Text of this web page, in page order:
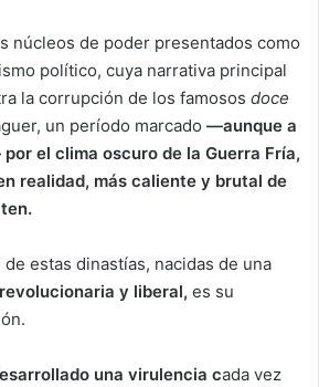
núcleos de poder presentados como
político, cuya narrativa principal
la corrupción de los famosos doce
un período marcado —aunque a
el clima oscuro de la Guerra Fría,
realidad, más caliente y brutal de
estas dinastías, nacidas de una
y liberal, es su
una virulencia cada vez